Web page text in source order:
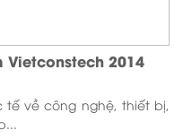
Vietconstech 2014
tế về công nghệ, thiết bị,